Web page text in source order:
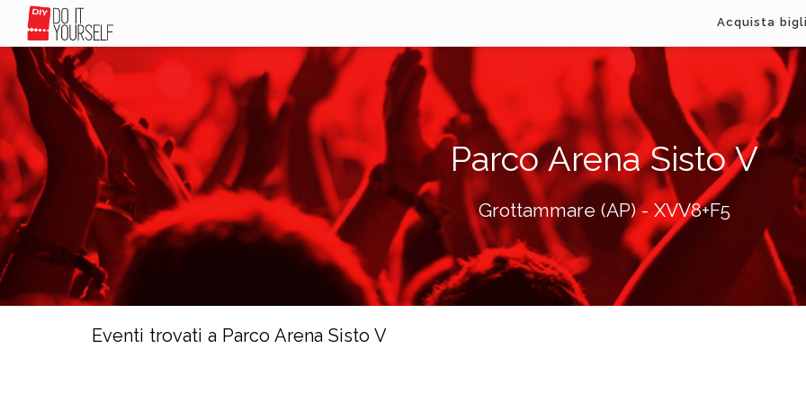
Acquista
Parco Arena Sisto V
Grottammare (AP) - XVV8+F5
Eventi trovati a Parco Arena Sisto V